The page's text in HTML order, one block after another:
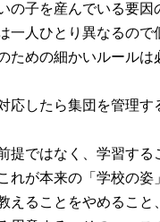
の子を産んでいる要因
一人ひとり異なるので
ための細かいルールは
応したら集団を管理す
提ではなく、学習する
れが本来の「学校の姿
えることをやめること